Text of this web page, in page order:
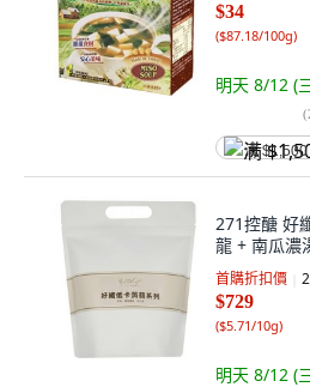
$34
($87.18/100g)
明天 8/12 (
(
满
271控醣 好
龍 + 南瓜濃
首購折扣價
$729
($5.71/10g)
明天 8/12 (